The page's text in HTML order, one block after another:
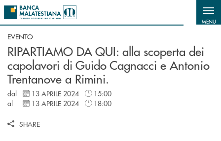
Salta al contenuto principale
MENU
EVENTO
RIPARTIAMO DA QUI: alla scoperta dei
capolavori di Guido Cagnacci e Antonio
Trentanove a Rimini.
dal 13 APRILE 2024
15:00
al
13 APRILE 2024 18:00
SHARE